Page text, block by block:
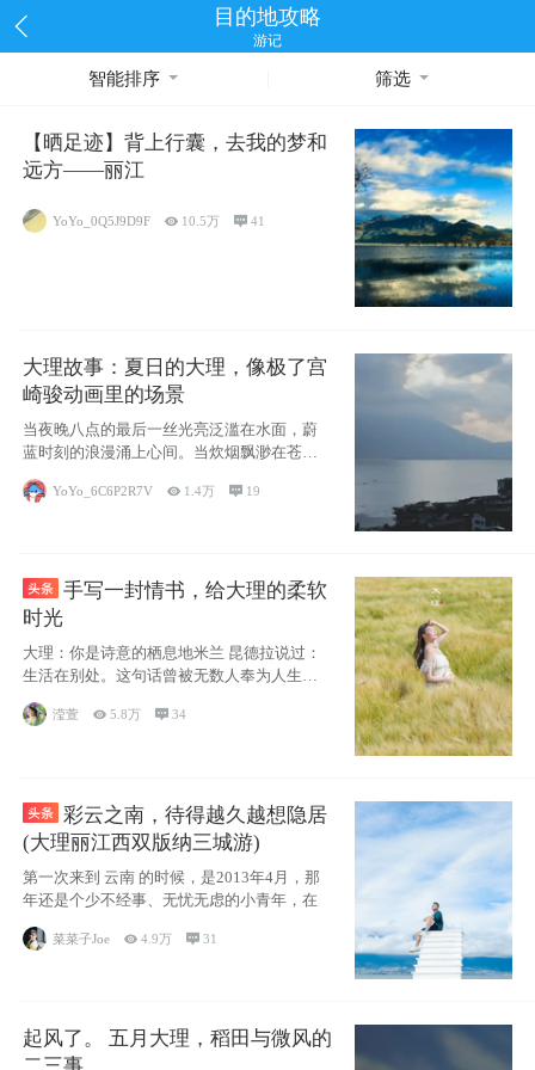
目的地攻略
游记
智能排序 筛选
【晒足迹】背上行囊，去我的梦和
远方——丽江
YoYo_0Q5J9D9F  10.5万 41
大理故事：夏日的大理，像极了宫
崎骏动画里的场景
当夜晚八点的最后一丝光亮泛滥在水面，蔚
蓝时刻的浪漫涌上心间。当炊烟飘渺在苍山
YoYo_6C6P2R7V  1.4万  19
手写一封情书，给大理的柔软
时光
大理：你是诗意的栖息地米兰 昆德拉说过：
生活在别处。这句话曾被无数人奉为人生信
条，并
滢萱 5.8万 34
彩云之南，待得越久越想隐居
(大理丽江西双版纳三城游)
第一次来到 云南 的时候，是2013年4月，那
年还是个少不经事、无忧无虑的小青年，在
菜菜子Joe 4.9万  31
起风了。 五月大理，稻田与微风的